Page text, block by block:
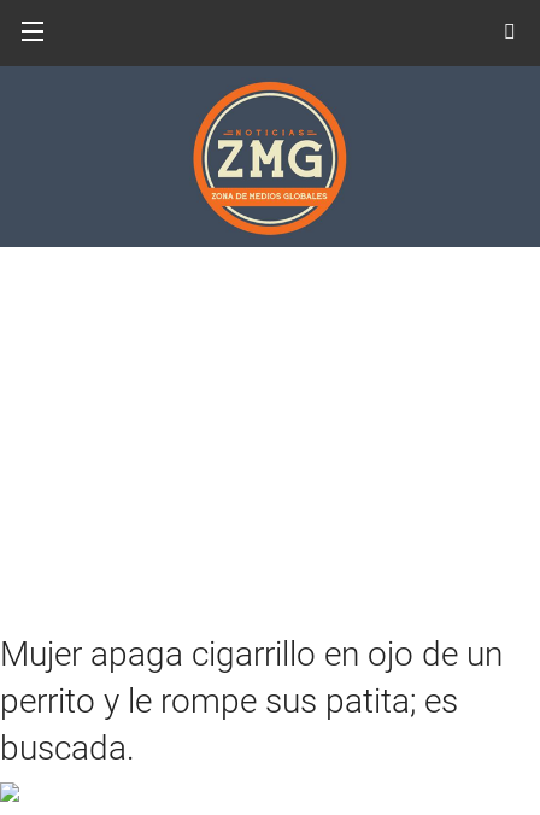
Mujer apaga cigarrillo en ojo de un
perrito y le rompe sus patita; es
buscada.